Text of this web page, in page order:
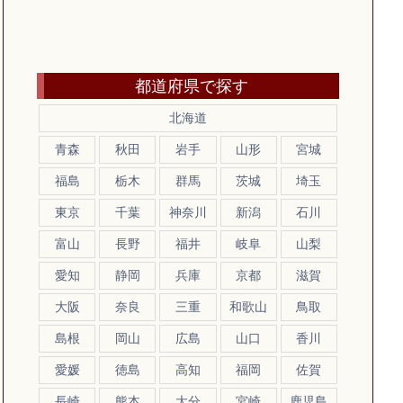
都道府県で探す
北海道
青森 秋田 岩手 山形 宮城
福島 栃木 群馬 茨城 埼玉
東京 千葉 神奈川 新潟 石川
富山 長野 福井 岐阜 山梨
愛知 静岡 兵庫 京都 滋賀
大阪 奈良 三重 和歌山 鳥取
島根 岡山 広島 山口 香川
愛媛 徳島 高知 福岡 佐賀